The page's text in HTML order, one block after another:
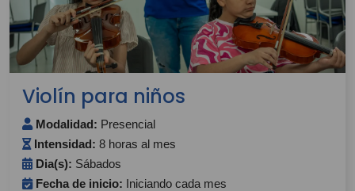
Violín para niños
Modalidad: Presencial
Intensidad: 8 horas al mes
Dia(s): Sábados
Fecha de inicio: Iniciando cada mes